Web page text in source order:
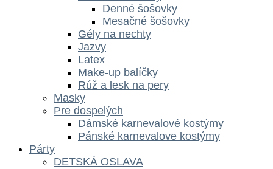
Denné šošovky
Mesačné šošovky
Gély na nechty
Jazvy
Latex
Make-up balíčky
Rúž a lesk na pery
Masky
Pre dospelých
Dámské karnevalové kostýmy
Pánské karnevalove kostýmy
Párty
DETSKÁ OSLAVA